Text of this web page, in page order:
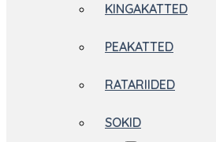
KINGAKATTED
PEAKATTED
RATARIIDED
SOKID